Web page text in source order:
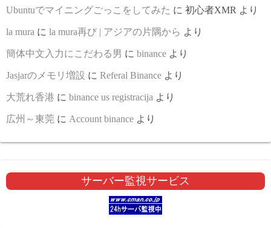
Ubuntuでマイニングごっこをしてみた に 初心者XMR より
la mura に la mura再び | アジアの片隅から より
簡体中文入力にこだわる男 に binance より
Jasjarのメモリ増設 に Referal Binance より
大荒れ香港 に binance us registracija より
広州～東莞 に Account binance より
サーバー監視サービス